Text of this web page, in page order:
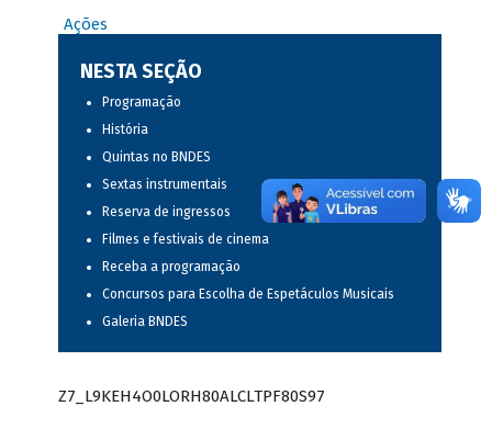
Ações
NESTA SEÇÃO
Programação
História
Quintas no BNDES
Sextas instrumentais
Reserva de ingressos
Filmes e festivais de cinema
Receba a programação
Concursos para Escolha de Espetáculos Musicais
Galeria BNDES
Z7_L9KEH4O0LORH80ALCLTPF80S97